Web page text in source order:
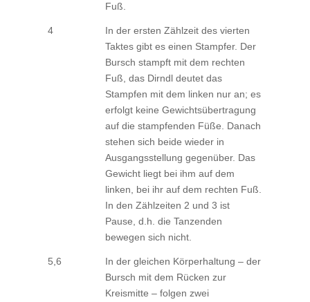
Fuß.
4
In der ersten Zählzeit des vierten
Taktes gibt es einen Stampfer. Der
Bursch stampft mit dem rechten
Fuß, das Dirndl deutet das
Stampfen mit dem linken nur an; es
erfolgt keine Gewichtsübertragung
auf die stampfenden Füße. Danach
stehen sich beide wieder in
Ausgangsstellung gegenüber. Das
Gewicht liegt bei ihm auf dem
linken, bei ihr auf dem rechten Fuß.
In den Zählzeiten 2 und 3 ist
Pause, d.h. die Tanzenden
bewegen sich nicht.
5,6
In der gleichen Körperhaltung – der
Bursch mit dem Rücken zur
Kreismitte – folgen zwei